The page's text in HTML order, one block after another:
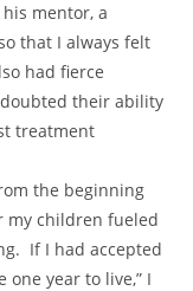
mentor, a
that I always felt
had fierce
their ability
treatment
the beginning
my children fueled
If I had accepted
one year to live,” I